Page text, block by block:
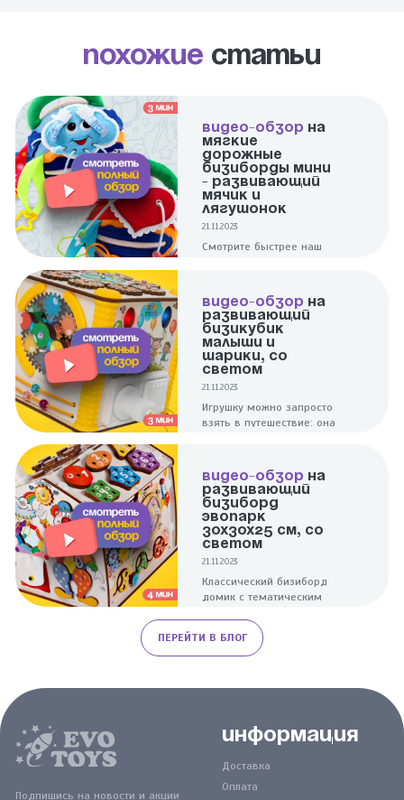
Похожие статьи
ВИДЕО-ОБЗОР НА
МЯГКИЕ
ДОРОЖНЫЕ
БИЗИБОРДЫ МИНИ
- РАЗВИВАЮЩИЙ
МЯЧИК И
ЛЯГУШОНОК
21.11.2023
Смотрите быстрее наш
мини мячики -
Развивающий и
Лягушонок!
ВИДЕО-ОБЗОР НА
РАЗВИВАЮЩИЙ
БИЗИКУБИК
МАЛЫШИ И
ШАРИКИ, СО
СВЕТОМ
21.11.2023
Игрушку можно запросто
взять в путешествие: она
ВИДЕО-ОБЗОР НА
РАЗВИВАЮЩИЙ
БИЗИБОРД
ЭВОПАРК
30Х30Х25 СМ, СО
СВЕТОМ
21.11.2023
Классический бизиборд
домик с тематическим
развитии малышей. Для
тренировки пальчиков
здесь собраны элементы,
фактуре.
ПЕРЕЙТИ В БЛОГ
Подпишись на новости и акции
Информация
Доставка
Оплата